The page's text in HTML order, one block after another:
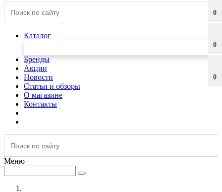
0
0
0
Каталог
Бренды
Акции
Новости
Статьи и обзоры
О магазине
Контакты
Меню